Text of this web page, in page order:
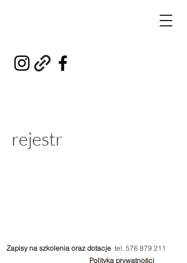
rejestr
Zapisy na szkolenia oraz dotacje tel. 576 879 211
Polityka prywatności